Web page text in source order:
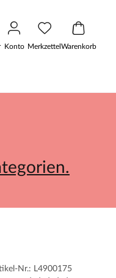
Konto MerkzettelWarenkorb
Nr.: L4900175